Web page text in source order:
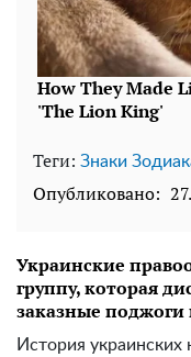
Теги: Знаки
Опубликовано:
Украинские
группу, которая
заказные
История